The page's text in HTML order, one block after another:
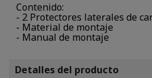
Contenido:
- 2 Protectores laterales de
- Material de montaje
- Manual de montaje
Detalles del producto